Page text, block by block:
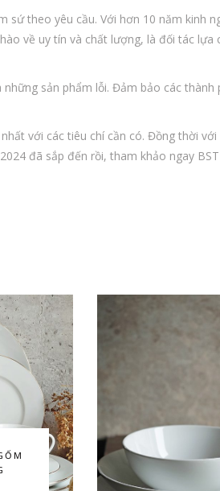
sứ theo yêu cầu. Với hơn 10 năm kinh
về uy tín và chất lượng, là đối tác lựa
sản phẩm lỗi. Đảm bảo các thành
với các tiêu chí cần có. Đồng thời
đã sắp đến rồi, tham khảo ngay BST